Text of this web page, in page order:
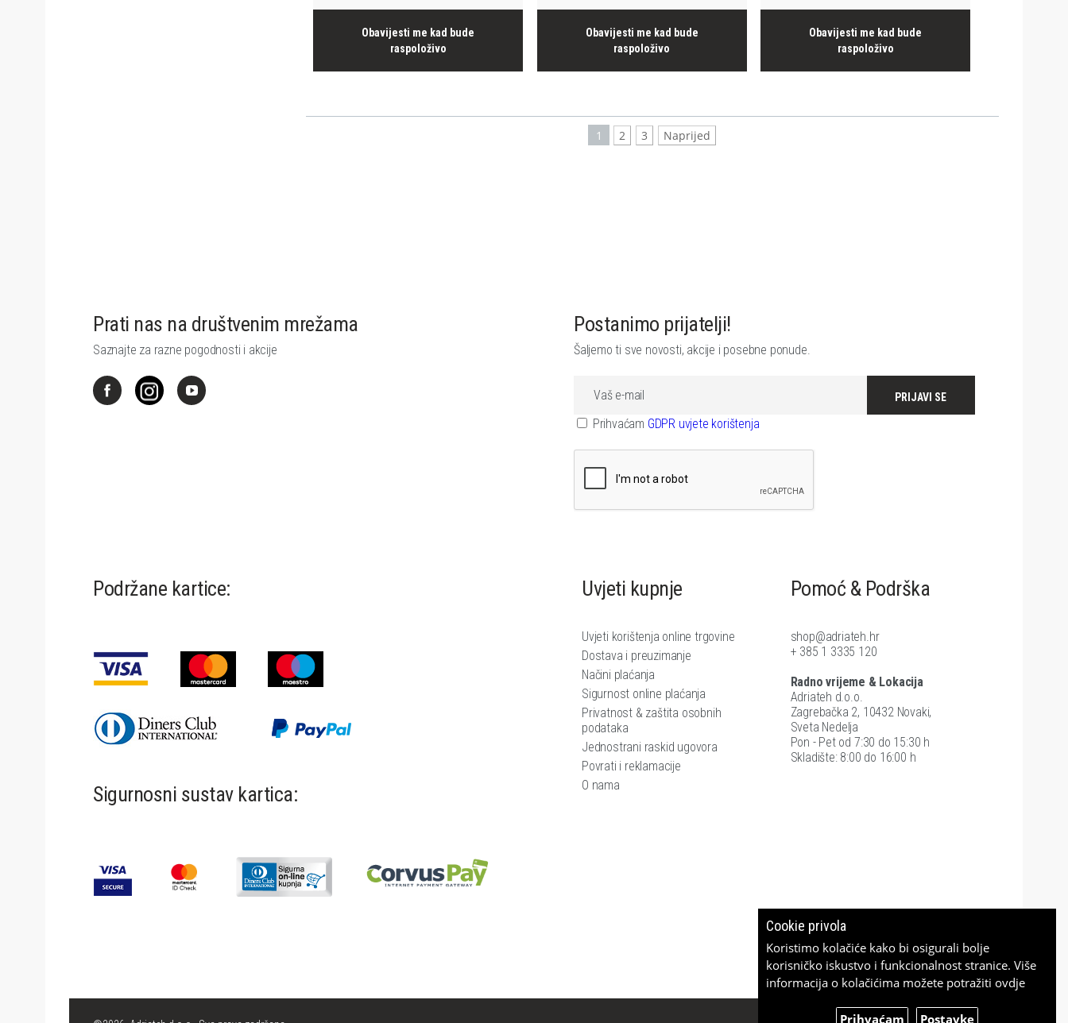
Obavijesti me kad bude
raspoloživo
Obavijesti me kad bude
raspoloživo
Obavijesti me kad bude
raspoloživo
1 2 3 Naprijed
Prati nas na društvenim mrežama
Saznajte za razne pogodnosti i akcije
Postanimo prijatelji!
Šaljemo ti sve novosti, akcije i posebne ponude.
PRIJAVI SE
Prihvaćam GDPR uvjete korištenja
Podržane kartice:
Sigurnosni sustav kartica:
Uvjeti kupnje
Uvjeti korištenja online trgovine
Dostava i preuzimanje
Načini plaćanja
Sigurnost online plaćanja
Privatnost & zaštita osobnih
podataka
Jednostrani raskid ugovora
Povrati i reklamacije
O nama
Pomoć & Podrška
shop@adriateh.hr
+ 385 1 3335 120
Radno vrijeme & Lokacija
Adriateh d.o.o.
Zagrebačka 2, 10432 Novaki,
Sveta Nedelja
Pon - Pet od 7:30 do 15:30 h
Skladište: 8:00 do 16:00 h
Cookie privola
Koristimo kolačiće kako bi osigurali bolje
korisničko iskustvo i funkcionalnost stranice. Više
informacija o kolačićima možete potražiti ovdje
Prihvaćam Postavke